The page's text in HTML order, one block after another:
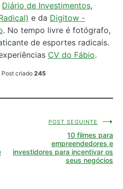
Diário de Investimentos,
e da Digitow -
. No tempo livre é fotógrafo,
de esportes radicais.
CV do Fábio.
Post criado 245
POST SEGUINTE
10 filmes para
empreendedores e
investidores para incentivar os
seus negócios